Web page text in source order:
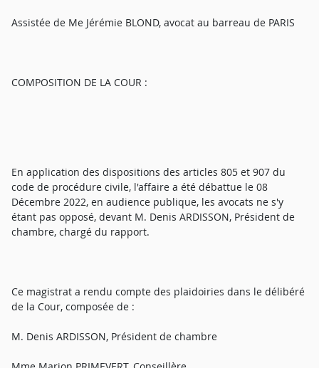
Assistée de Me Jérémie BLOND, avocat au barreau de PARIS
COMPOSITION DE LA COUR :
En application des dispositions des articles 805 et 907 du
code de procédure civile, l'affaire a été débattue le 08
Décembre 2022, en audience publique, les avocats ne s'y
étant pas opposé, devant M. Denis ARDISSON, Président de
chambre, chargé du rapport.
Ce magistrat a rendu compte des plaidoiries dans le délibéré
de la Cour, composée de :
M. Denis ARDISSON, Président de chambre